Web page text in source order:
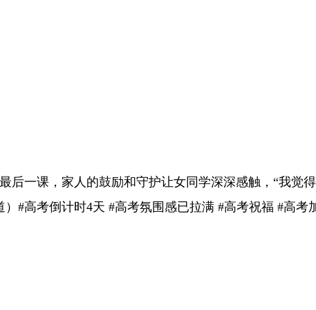
后一课，家人的鼓励和守护让女同学深深感触，“我觉
#高考倒计时4天 #高考氛围感已拉满 #高考祝福 #高考